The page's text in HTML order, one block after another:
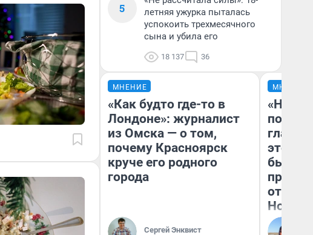
5
летняя ужурка пыталась
успокоить трехмесячного
сына и убила его
18 137 36
МНЕНИЕ
«Как будто где-то в
Лондоне»: журналист
из Омска — о том,
почему Красноярск
круче его родного
города
Сергей Энквист
МНЕНИЕ
этого
бьет
отзыв
Нолана